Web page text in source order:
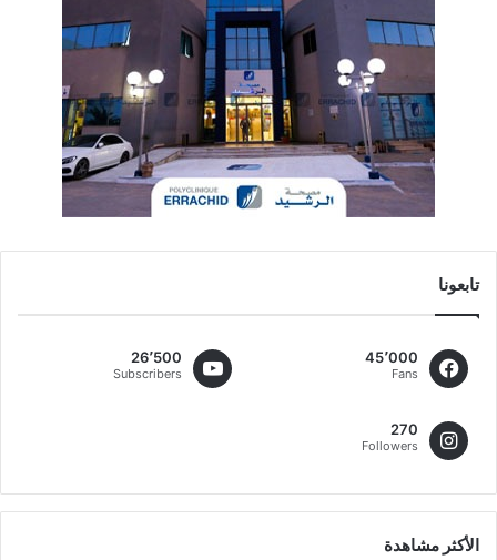
تابعونا
45٬000
Fans
26٬500
Subscribers
270
Followers
الأكثر مشاهدة